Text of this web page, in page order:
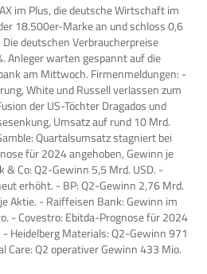
im Plus, die deutsche Wirtschaft im
18.500er-Marke an und schloss 0,6
deutschen Verbraucherpreise
Anleger warten gespannt auf die
am Mittwoch. Firmenmeldungen: -
White und Russell verlassen zum
der US-Töchter Dragados und
Umsatz auf rund 10 Mrd.
Quartalsumsatz stagniert bei
für 2024 angehoben, Gewinn je
Co: Q2-Gewinn 5,5 Mrd. USD. -
erhöht. - BP: Q2-Gewinn 2,76 Mrd.
Aktie. - Raiffeisen Bank: Gewinn im
- Covestro: Ebitda-Prognose für 2024
Heidelberg Materials: Q2-Gewinn 971
Care: Q2 operativer Gewinn 433 Mio.